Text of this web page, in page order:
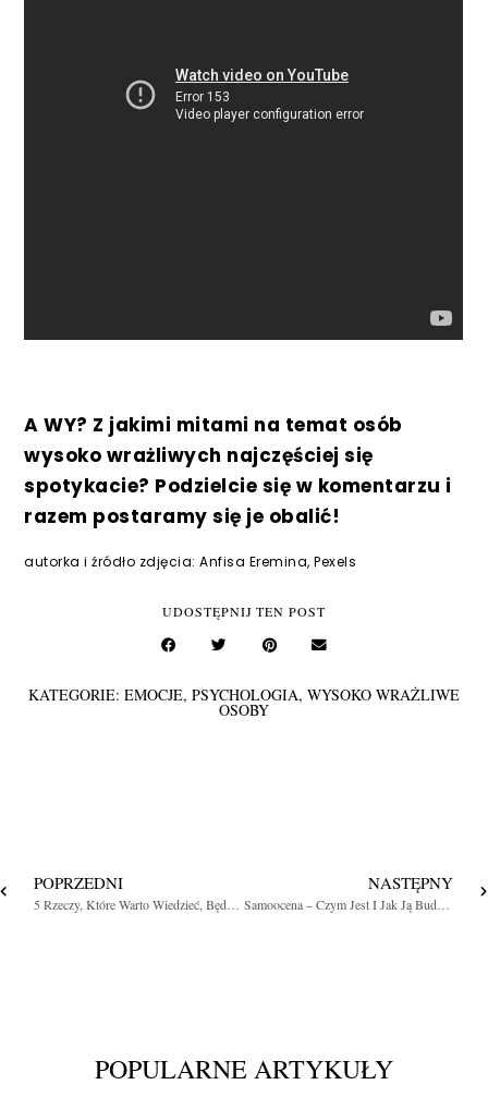
A WY? Z jakimi mitami na temat osób
wysoko wrażliwych najczęściej się
spotykacie? Podzielcie się w komentarzu i
razem postaramy się je obalić!
autorka i źródło zdjęcia: Anfisa Eremina, Pexels
UDOSTĘPNIJ TEN POST
KATEGORIE: EMOCJE, PSYCHOLOGIA, WYSOKO WRAŻLIWE
OSOBY
POPRZEDNI NASTĘPNY
Samoocena – Czym Jest I Jak Ją Budować?
POPULARNE ARTYKUŁY